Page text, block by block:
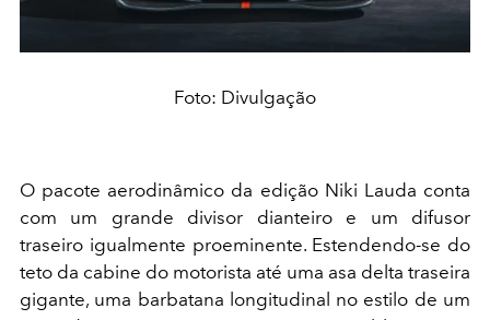
Foto: Divulgação
O pacote aerodinâmico da edição Niki Lauda conta
com um grande divisor dianteiro e um difusor
traseiro igualmente proeminente. Estendendo-se do
teto da cabine do motorista até uma asa delta traseira
gigante, uma barbatana longitudinal no estilo de um